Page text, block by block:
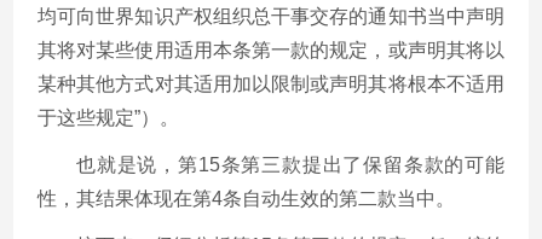
均可向世界知识产权组织总干事交存的通知书当中声明
其将对某些使用适用本条第一款的规定，或声明其将以
某种其他方式对其适用加以限制或声明其将根本不适用
于这些规定”）。
也就是说，第15条第三款提出了保留条款的可能
性，其结果体现在第4条自动生效的第二款当中。